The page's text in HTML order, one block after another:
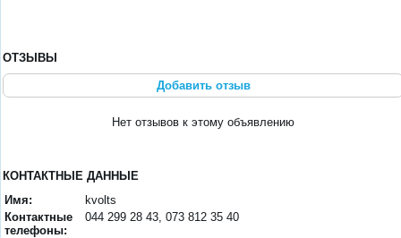
ОТЗЫВЫ
Добавить отзыв
Нет отзывов к этому объявлению
КОНТАКТНЫЕ ДАННЫЕ
Имя:
kvolts
Контактные
телефоны:
044 299 28 43, 073 812 35 40